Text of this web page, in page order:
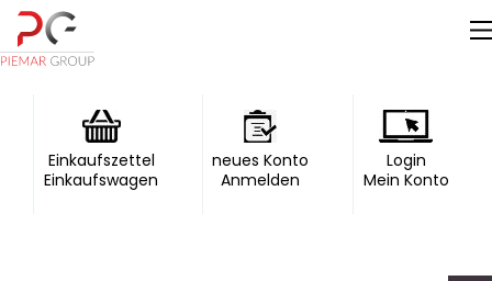
Einkaufszettel
Einkaufswagen
neues Konto
Anmelden
Login
Mein Konto